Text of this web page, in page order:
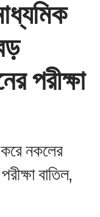
পরীক্ষা
নকলের
বাতিল,